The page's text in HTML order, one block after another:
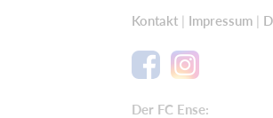
Kontakt | Impressum |
Der FC Ense: